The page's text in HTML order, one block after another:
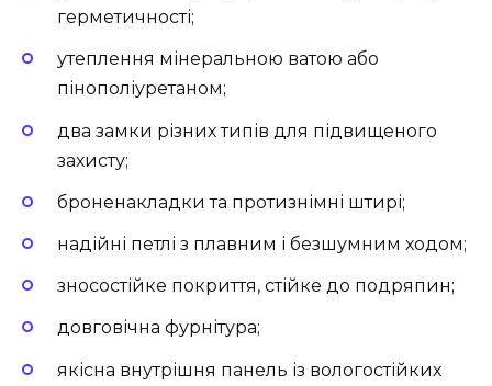
герметичності;
утеплення мінеральною ватою або
пінополіуретаном;
два замки різних типів для підвищеного
захисту;
броненакладки та протизнімні штирі;
надійні петлі з плавним і безшумним ходом;
зносостійке покриття, стійке до подряпин;
довговічна фурнітура;
якісна внутрішня панель із вологостійких